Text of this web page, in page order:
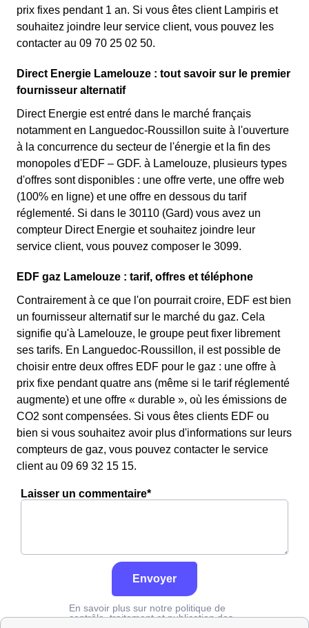
prix fixes pendant 1 an. Si vous êtes client Lampiris et
souhaitez joindre leur service client, vous pouvez les
contacter au 09 70 25 02 50.
Direct Energie Lamelouze : tout savoir sur le premier
fournisseur alternatif
Direct Energie est entré dans le marché français
notamment en Languedoc-Roussillon suite à l'ouverture
à la concurrence du secteur de l'énergie et la fin des
monopoles d'EDF – GDF. à Lamelouze, plusieurs types
d'offres sont disponibles : une offre verte, une offre web
(100% en ligne) et une offre en dessous du tarif
réglementé. Si dans le 30110 (Gard) vous avez un
compteur Direct Energie et souhaitez joindre leur
service client, vous pouvez composer le 3099.
EDF gaz Lamelouze : tarif, offres et téléphone
Contrairement à ce que l'on pourrait croire, EDF est bien
un fournisseur alternatif sur le marché du gaz. Cela
signifie qu'à Lamelouze, le groupe peut fixer librement
ses tarifs. En Languedoc-Roussillon, il est possible de
choisir entre deux offres EDF pour le gaz : une offre à
prix fixe pendant quatre ans (même si le tarif réglementé
augmente) et une offre « durable », où les émissions de
CO2 sont compensées. Si vous êtes clients EDF ou
bien si vous souhaitez avoir plus d'informations sur leurs
compteurs de gaz, vous pouvez contacter le service
client au 09 69 32 15 15.
Laisser un commentaire*
Envoyer
En savoir plus sur notre politique de
contrôle, traitement et publication des